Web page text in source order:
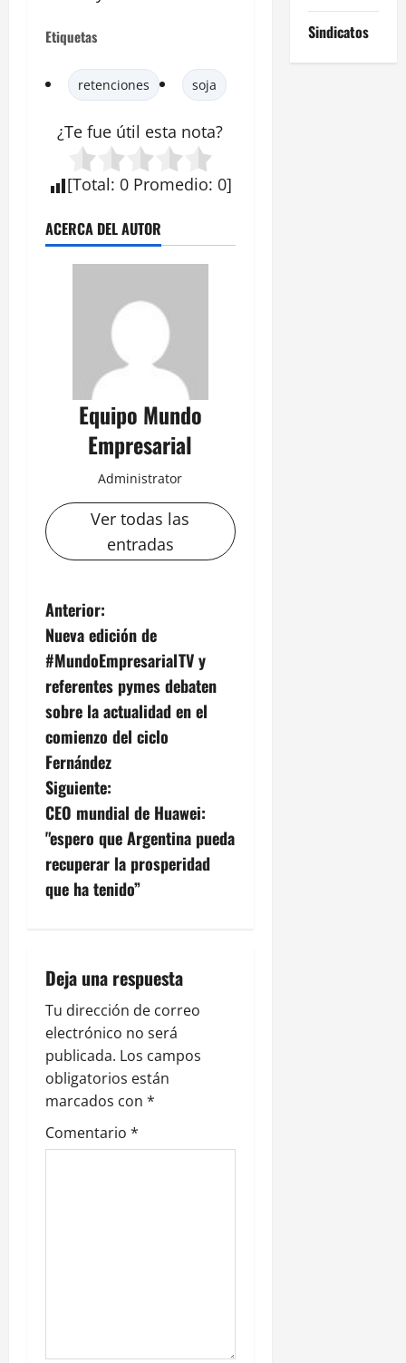
Etiquetas
retenciones soja
¿Te fue útil esta nota?
[Total: 0 Promedio: 0]
ACERCA DEL AUTOR
Equipo Mundo
Empresarial
Administrator
Ver todas las
entradas
N
a
v
e
g
a
c
i
d
e
e
n
t
Anterior:
Nueva edición de
#MundoEmpresarialTV y
referentes pymes debaten
sobre la actualidad en el
comienzo del ciclo
Fernández
Siguiente:
CEO mundial de Huawei:
"espero que Argentina pueda
recuperar la prosperidad
que ha tenido”
Deja una respuesta
Tu dirección de correo
electrónico no será
publicada. Los campos
obligatorios están
marcados con *
Comentario *
Sindicatos